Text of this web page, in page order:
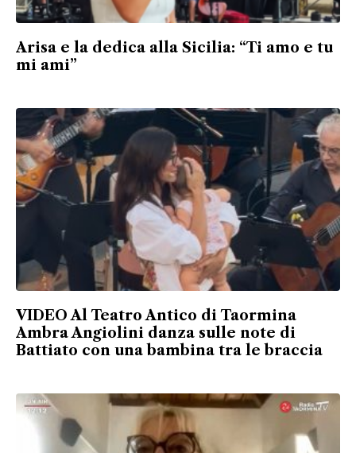
Arisa e la dedica alla Sicilia: “Ti amo e tu
mi ami”
VIDEO Al Teatro Antico di Taormina
Ambra Angiolini danza sulle note di
Battiato con una bambina tra le braccia